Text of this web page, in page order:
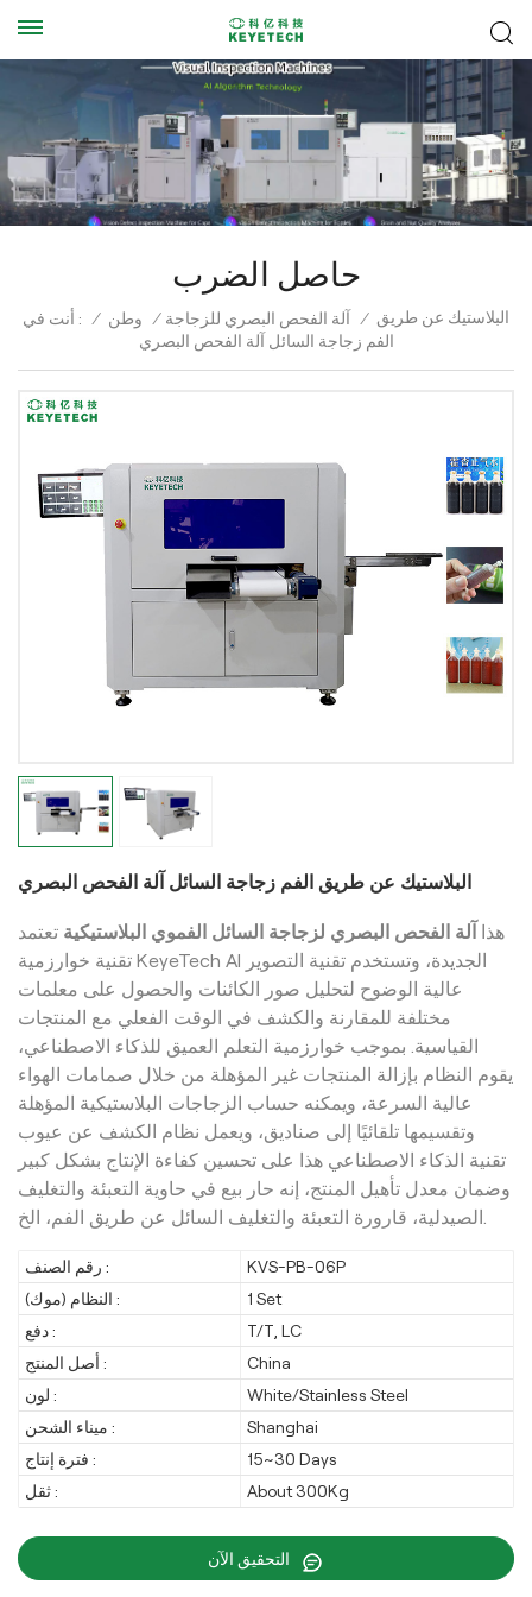
حاصل الضرب
أنت في : / وطن / آلة الفحص البصري للزجاجة / البلاستيك عن طريق
الفم زجاجة السائل آلة الفحص البصري
البلاستيك عن طريق الفم زجاجة السائل آلة الفحص البصري
هذا آلة الفحص البصري لزجاجة السائل الفموي البلاستيكية تعتمد
تقنية خوارزمية KeyeTech AI الجديدة، وتستخدم تقنية التصوير
عالية الوضوح لتحليل صور الكائنات والحصول على معلمات
مختلفة للمقارنة والكشف في الوقت الفعلي مع المنتجات
القياسية. بموجب خوارزمية التعلم العميق للذكاء الاصطناعي،
يقوم النظام بإزالة المنتجات غير المؤهلة من خلال صمامات الهواء
عالية السرعة، ويمكنه حساب الزجاجات البلاستيكية المؤهلة
وتقسيمها تلقائيًا إلى صناديق، ويعمل نظام الكشف عن عيوب
تقنية الذكاء الاصطناعي هذا على تحسين كفاءة الإنتاج بشكل كبير
وضمان معدل تأهيل المنتج، إنه حار بيع في حاوية التعبئة والتغليف
رقم الصنف :
KVS-PB-06P
النظام (موك) :
1 Set
دفع :
T/T, LC
أصل المنتج :
China
لون :
White/Stainless Steel
ميناء الشحن :
Shanghai
فترة إنتاج :
15~30 Days
ثقل :
About 300Kg